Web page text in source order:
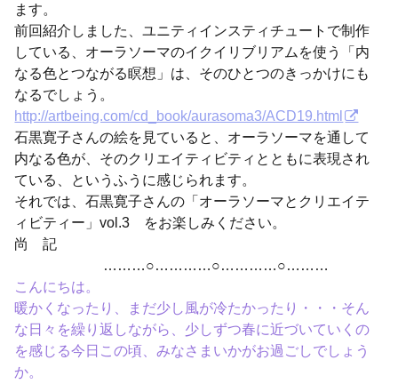
ます。
前回紹介しました、ユニティインスティチュートで制作
している、オーラソーマのイクイリブリアムを使う「内
なる色とつながる瞑想」は、そのひとつのきっかけにも
なるでしょう。
http://artbeing.com/cd_book/aurasoma3/ACD19.html
石黒寛子さんの絵を見ていると、オーラソーマを通して
内なる色が、そのクリエイティビティとともに表現され
ている、というふうに感じられます。
それでは、石黒寛子さんの「オーラソーマとクリエイテ
ィビティー」vol.3 をお楽しみください。
尚 記
………○…………○…………○………
こんにちは。
暖かくなったり、まだ少し風が冷たかったり・・・そん
な日々を繰り返しながら、少しずつ春に近づいていくの
を感じる今日この頃、みなさまいかがお過ごしでしょう
か。